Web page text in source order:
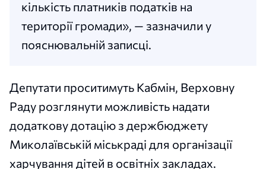
кількість платників податків на
території громади», — зазначили у
пояснювальній записці.
Депутати проситимуть Кабмін, Верховну
Раду розглянути можливість надати
додаткову дотацію з держбюджету
Миколаївській міськраді для організації
харчування дітей в освітніх закладах.